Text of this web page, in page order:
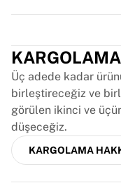
Team Liquid
Formanızı çerçeveletin
Forma orijinallik
Koleksiyonum
KARGOLAMA
Üç adede kadar
birleştireceğiz ve
görülen ikinci ve
düşeceğiz.
KARGOLAMA